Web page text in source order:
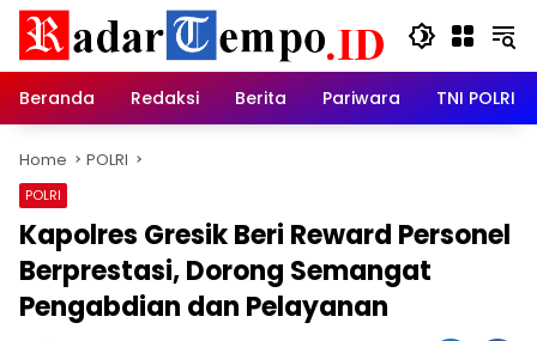
Skip
content
Beranda
Redaksi Berita Pariwara TNI POLRI
Home POLRI
POLRI
Kapolres Gresik Beri Reward Personel
Berprestasi, Dorong Semangat
Pengabdian dan Pelayanan